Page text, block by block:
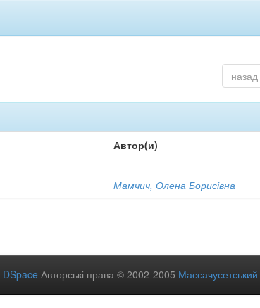
назад
Автор(и)
Мамчич, Олена Борисівна
Авторські права © 2002-2005 Массачусетський